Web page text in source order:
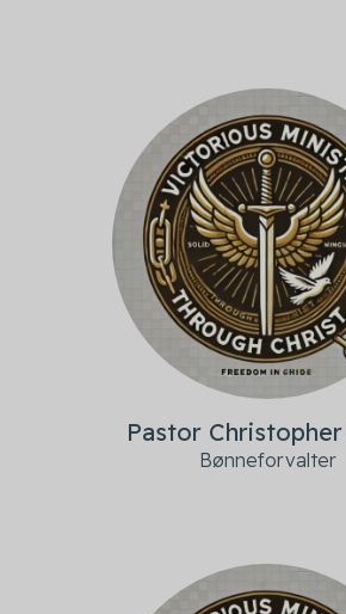
Pastor Christopher
Bønneforvalter